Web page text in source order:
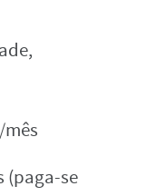
mês
(paga-se